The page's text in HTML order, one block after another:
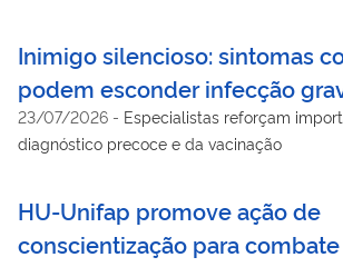
Inimigo silencioso: sintomas
podem esconder infecção
23/07/2026 - Especialistas reforçam
diagnóstico precoce e da vacinação
HU-Unifap promove ação de
conscientização para